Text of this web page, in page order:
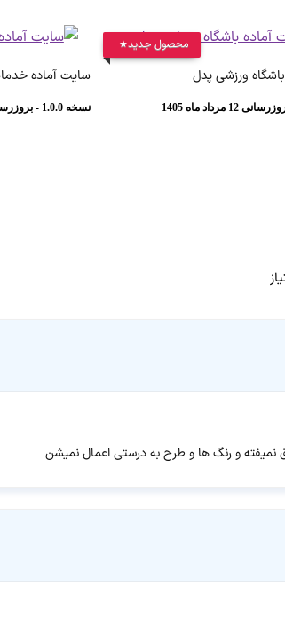
محصول جدید
ورزشی پدل سایت آماده
نسخه 1.0.0 - بروزرسانی 10 مرداد ماه 1405
نمیفته و رنگ ها و طرح به درستی اعمال نمیشن